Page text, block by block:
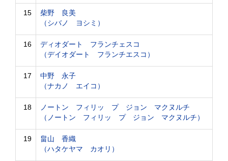
15
柴野 良美
（シバノ ヨシミ）
16
ディオダート フランチェスコ
（デイオダート フランチエスコ）
17
中野 永子
（ナカノ エイコ）
18
ノートン フィリッ プ ジョン マクヌルチ
（ノートン フィリッ プ ジョン マクヌルチ）
19
畠山 香織
（ハタケヤマ カオリ）